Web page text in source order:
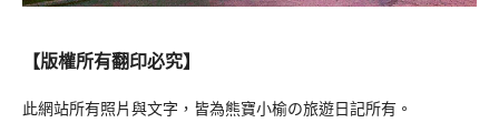
【版權所有翻印必究】
此網站所有照片與文字，皆為熊寶小榆の旅遊日記所有。